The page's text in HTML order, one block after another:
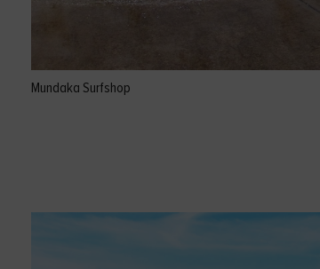
Mundaka Surfshop